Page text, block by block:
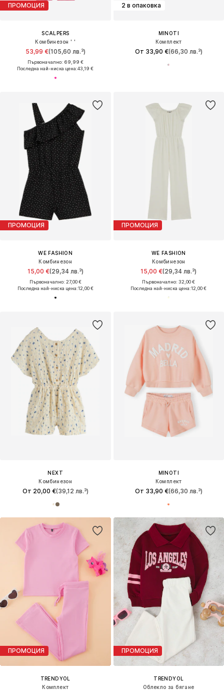
ПРОМОЦИЯ
SCALPERS
Комбинезон ' '
53,99 €(105,60 лв.³)
Първоначално: 69,99 €
Последна най-ниска цена:43,19 €
2 в опаковка
MINOTI
Комплект
От 33,90 €(66,30 лв.³)
ПРОМОЦИЯ
WE FASHION
Комбинезон
15,00 €(29,34 лв.³)
Първоначално: 27,00 €
Последна най-ниска цена:12,00 €
ПРОМОЦИЯ
WE FASHION
Комбинезон
15,00 €(29,34 лв.³)
Първоначално: 32,00 €
Последна най-ниска цена:12,00 €
NEXT
Комбинезон
От 20,00 €(39,12 лв.³)
MINOTI
Комплект
От 33,90 €(66,30 лв.³)
ПРОМОЦИЯ
TRENDYOL
Комплект
ПРОМОЦИЯ
TRENDYOL
Облекло за бягане